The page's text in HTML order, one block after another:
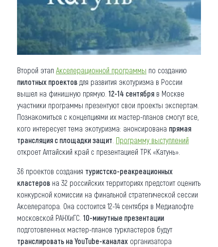
Другие рубрики
Второй этап Акселерационной программы по созданию
пилотных проектов для развития экотуризма в России
вышел на финишную прямую. 12-14 сентября в Москве
участники программы презентуют свои проекты экспертам.
Познакомиться с концепциями их мастер-планов смогут все,
кого интересует тема экотуризма: анонсирована прямая
трансляция с площадки защит Программу выступлений
откроет Алтайский край с презентацией ТРК «Катунь».
36 проектов создания туристско-реакреационных
кластеров на 32 российских территориях предстоит оценить
конкурсной комиссии на финальной стратегической сессии
Акселератора. Она состоится 12-14 сентября в Медиалофте
московской РАНХиГС. 10-минутные презентации
подготовленных мастер-планов туркластеров будут
транслировать на YouTube-каналах организатора